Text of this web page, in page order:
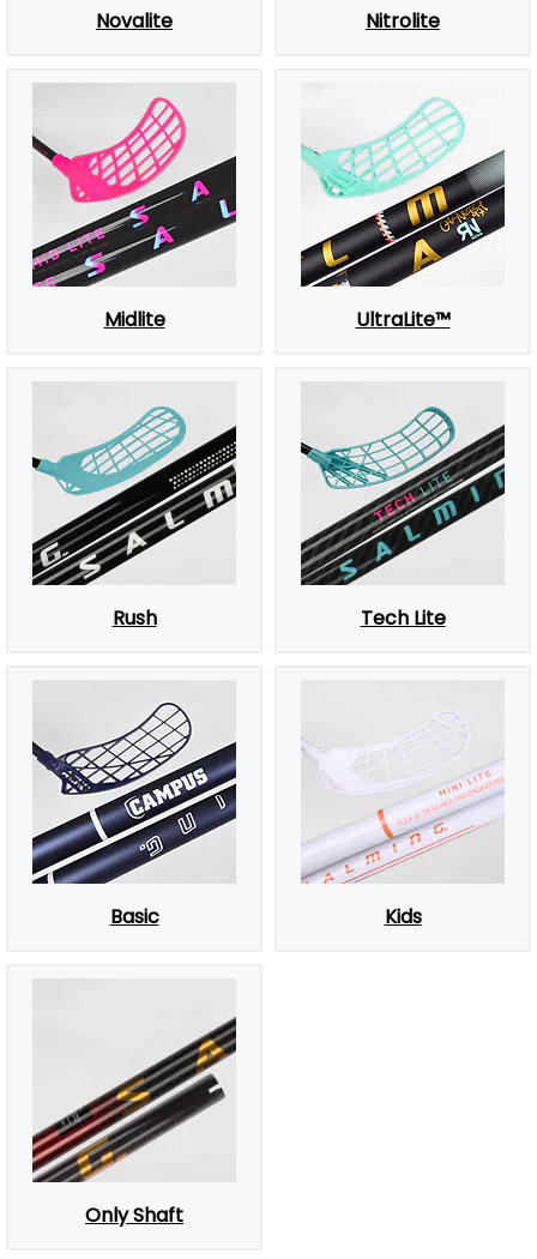
Novalite Nitrolite
Midlite UltraLite™
Rush Tech Lite
Basic Kids
Only Shaft